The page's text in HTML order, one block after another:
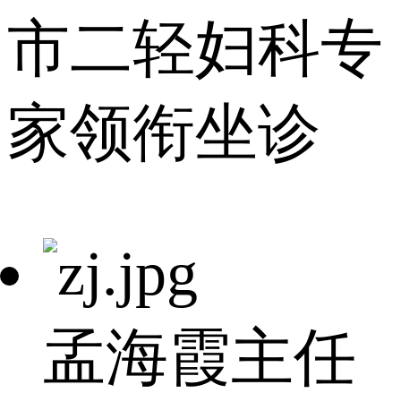
市二轻妇科专
家领衔坐诊
孟海霞主任